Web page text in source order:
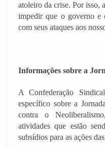
atoleiro da crise. Por isso,
impedir que o governo e
com seus ataques aos
Informações sobre a
A Confederação
específico sobre a
contra o
atividades que estão
subsídios para as ações